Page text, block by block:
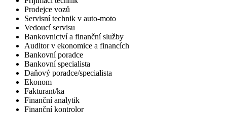
Prodejce vozů
Servisní technik v auto-moto
Vedoucí servisu
Bankovnictví a finanční služby
Auditor v ekonomice a financích
Bankovní poradce
Bankovní specialista
Daňový poradce/specialista
Ekonom
Fakturant/ka
Finanční analytik
Finanční kontrolor